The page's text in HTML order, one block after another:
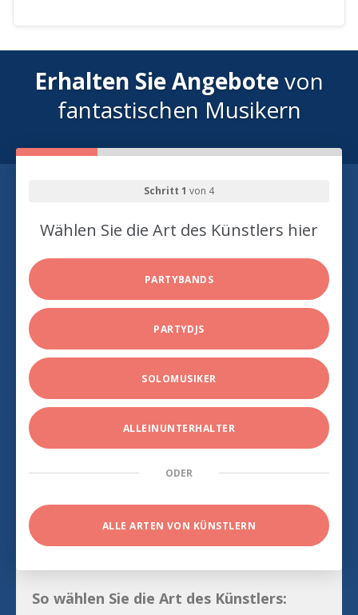
Erhalten Sie Angebotevon
fantastischen Musikern
Schritt 1 von 4
Wählen Sie die Art des Künstlers hier
PARTYBANDS
PARTYDJS
SOLOMUSIKER
ALLEINUNTERHALTER
ODER
ALLE ARTEN VON KÜNSTLERN
So wählen Sie die Art des Künstlers: